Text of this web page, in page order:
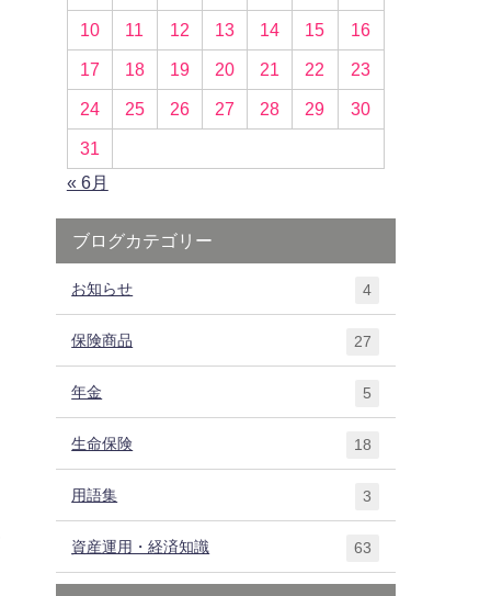
10 11 12 13 14 15 16
17 18 19 20 21 22 23
24 25 26 27 28 29 30
31
« 6月
ブログカテゴリー
お知らせ 4
保険商品 27
年金 5
生命保険 18
用語集 3
資産運用・経済知識 63